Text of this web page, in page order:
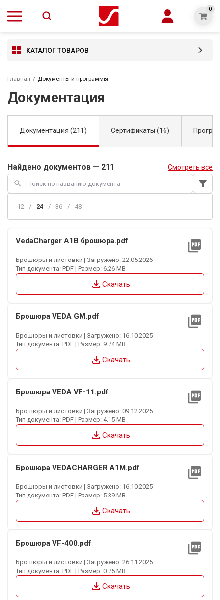
0
КАТАЛОГ ТОВАРОВ
Главная / Документы и программы
Документация
Документация (211) Сертификаты (16)
Найдено документов — 211 Смотреть все
search filter_alt
12 / 24 / 36 / 48
VedaCharger A1B брошюра.pdf picture_as_pdf
Брошюры и листовки | Загружено: 22.05.2026
Тип документа: PDF | Размер: 6.26 MB
file_download Скачать
Брошюра VEDA GM.pdf picture_as_pdf
Брошюры и листовки | Загружено: 16.10.2025
Тип документа: PDF | Размер: 9.74 MB
file_download Скачать
Брошюра VEDA VF-11.pdf picture_as_pdf
Брошюры и листовки | Загружено: 09.12.2025
Тип документа: PDF | Размер: 4.15 MB
file_download Скачать
Брошюра VEDACHARGER A1M.pdf picture_as_pdf
Брошюры и листовки | Загружено: 16.10.2025
Тип документа: PDF | Размер: 5.39 MB
file_download Скачать
Брошюра VF-400.pdf picture_as_pdf
Брошюры и листовки | Загружено: 26.11.2025
Тип документа: PDF | Размер: 0.75 MB
file_download Скачать